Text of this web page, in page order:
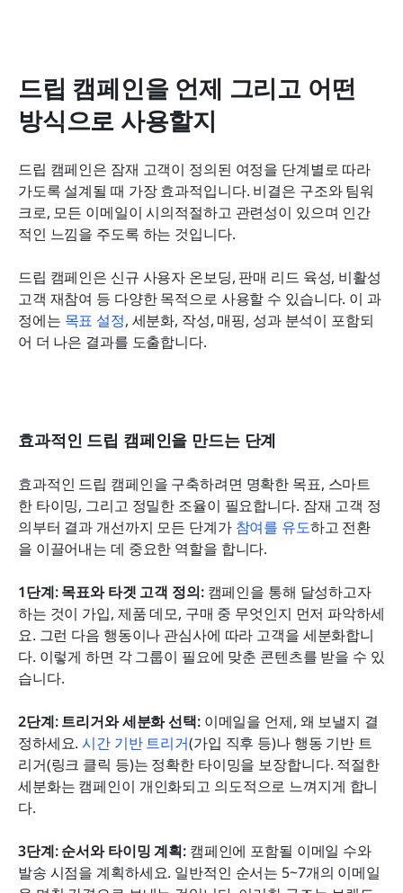
드립 캠페인을 언제 그리고 어떤
방식으로 사용할지
드립 캠페인은 잠재 고객이 정의된 여정을 단계별로 따라
가도록 설계될 때 가장 효과적입니다. 비결은 구조와 팀워
크로, 모든 이메일이 시의적절하고 관련성이 있으며 인간
적인 느낌을 주도록 하는 것입니다.
드립 캠페인은 신규 사용자 온보딩, 판매 리드 육성, 비활성
고객 재참여 등 다양한 목적으로 사용할 수 있습니다. 이 과
정에는 목표 설정, 세분화, 작성, 매핑, 성과 분석이 포함되
어 더 나은 결과를 도출합니다.
효과적인 드립 캠페인을 만드는 단계
효과적인 드립 캠페인을 구축하려면 명확한 목표, 스마트
한 타이밍, 그리고 정밀한 조율이 필요합니다. 잠재 고객 정
의부터 결과 개선까지 모든 단계가 참여를 유도하고 전환
을 이끌어내는 데 중요한 역할을 합니다.
1단계: 목표와 타겟 고객 정의: 캠페인을 통해 달성하고자
하는 것이 가입, 제품 데모, 구매 중 무엇인지 먼저 파악하세
요. 그런 다음 행동이나 관심사에 따라 고객을 세분화합니
다. 이렇게 하면 각 그룹이 필요에 맞춘 콘텐츠를 받을 수 있
습니다.
2단계: 트리거와 세분화 선택: 이메일을 언제, 왜 보낼지 결
정하세요. 시간 기반 트리거(가입 직후 등)나 행동 기반 트
리거(링크 클릭 등)는 정확한 타이밍을 보장합니다. 적절한
세분화는 캠페인이 개인화되고 의도적으로 느껴지게 합니
다.
3단계: 순서와 타이밍 계획: 캠페인에 포함될 이메일 수와
발송 시점을 계획하세요. 일반적인 순서는 5~7개의 이메일